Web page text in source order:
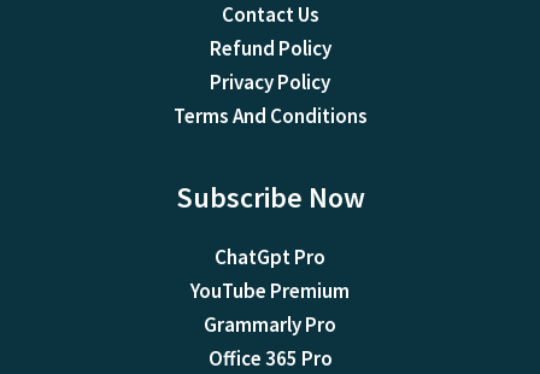
Contact Us
Refund Policy
Privacy Policy
Terms And Conditions
Subscribe Now
ChatGpt Pro
YouTube Premium
Grammarly Pro
Office 365 Pro